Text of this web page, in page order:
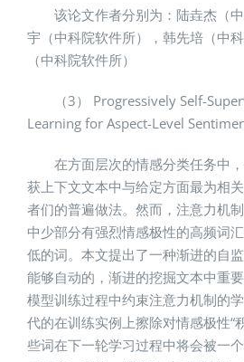
该论文作者分别为：陆垚杰（
宇（中科院软件所），韩先培（中
（中科院软件所）
（3） Progressively Self-
Learning for Aspect-Level
在方面层次的情感分类任务中
获上下文文本中与给定方面最为相
者们的普遍做法。然而，注意力机
中少部分有强烈情感极性的高频词
低的词。本文提出了一种渐进的自
能够自动的，渐进的挖掘文本中重
模型训练过程中约束注意力机制的
代的在训练实例上擦除对情感极性“
些词在下一轮学习过程中将会被一